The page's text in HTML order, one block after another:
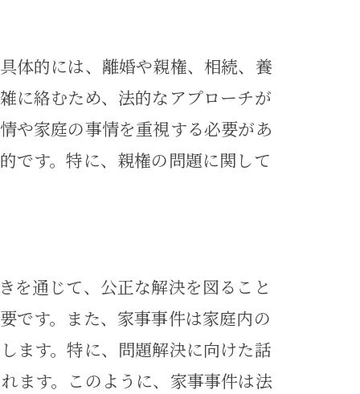
体的には、離婚や親権、相続、養
に絡むため、法的なアプローチが
や家庭の事情を重視する必要があ
です。特に、親権の問題に関して
を通じて、公正な解決を図ること
です。また、家事事件は家庭内の
ます。特に、問題解決に向けた話
ます。このように、家事事件は法